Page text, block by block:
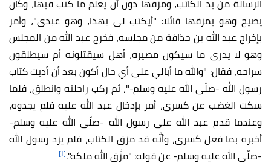
الرسالة من يد الكاتب، ومزقّها دون أن يعلم ما كتب فيها، وكان
يصيح وهو يمزقها قائلا: "أيكتب لي بهذا، وهو عبدي"، وأمر
بإخراج عبد الله بن حذافة من مجلسه، فخرج عبد الله من المجلس
وهو لا يدري ما سيكون مصيره، أهل سيقتلونه أم سيطلقون
سراحه، فقال: "والله ما أبالي على أي حال أكون بعد أن أديت كتاب
رسول الله -صلّى الله عليه وسلم-"، ثم ركب راحلته وانطلق، فلما
سكت الغضب عن كسرى، أمر بإدخال عبد الله عليه فلم يجدوه،
وعندما قدم عبد الله على رسول الله -صلّى الله عليه وسلم-
أخبره بما فعل كسرى، وأنَّه قد مزق الكتاب، فلم يزد رسول الله
-صلّى الله عليه وسلم- عن قوله: "مزَّق الله ملكه".[١]